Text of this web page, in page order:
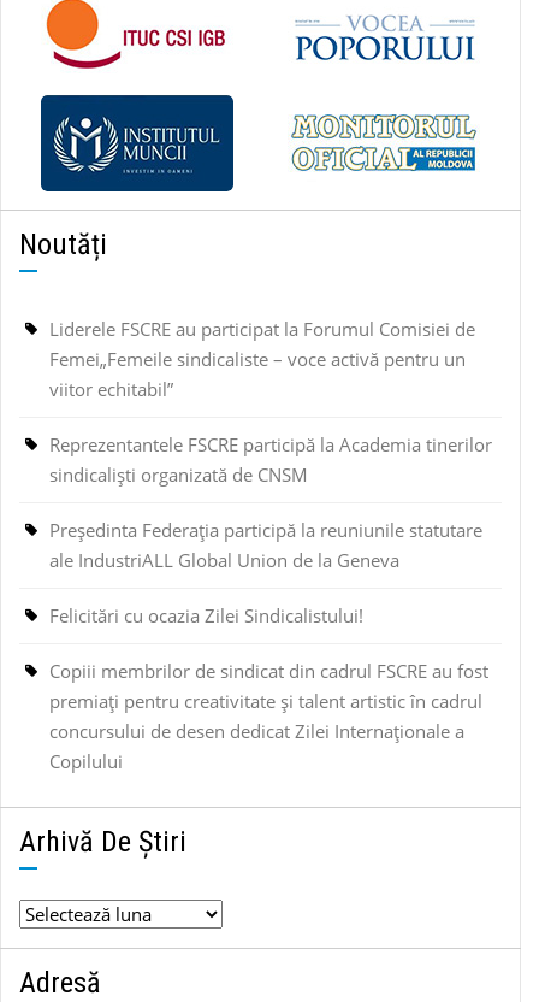
Noutăți
Liderele FSCRE au participat la Forumul Comisiei de
Femei„Femeile sindicaliste – voce activă pentru un
viitor echitabil”
Reprezentantele FSCRE participă la Academia tinerilor
sindicaliști organizată de CNSM
Președinta Federația participă la reuniunile statutare
ale IndustriALL Global Union de la Geneva
Felicitări cu ocazia Zilei Sindicalistului!
Copiii membrilor de sindicat din cadrul FSCRE au fost
premiați pentru creativitate și talent artistic în cadrul
concursului de desen dedicat Zilei Internaționale a
Copilului
Arhivă De Știri
Arhivă
de
știri
Adresă